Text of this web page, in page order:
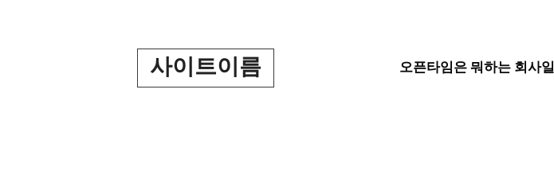
사이트이름 오픈타임은 뭐하는 회사